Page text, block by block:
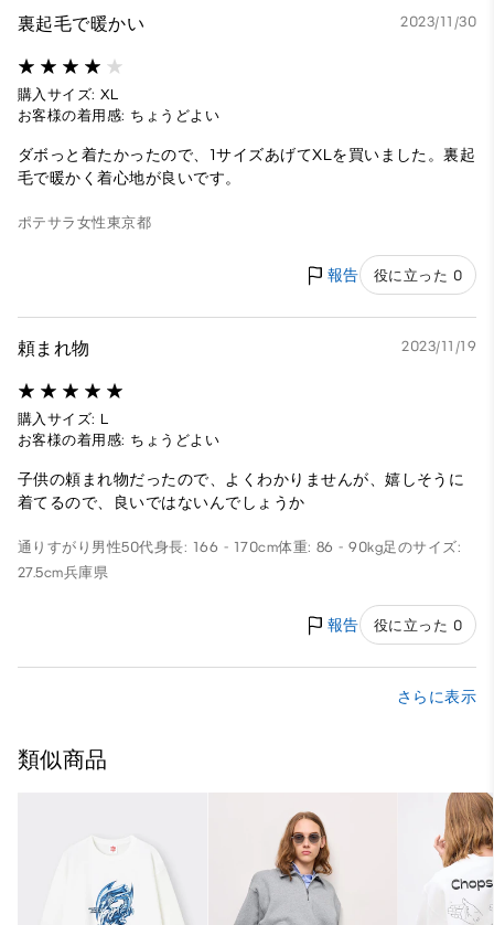
裏起毛で暖かい 2023/11/30
購入サイズ: XL
お客様の着用感: ちょうどよい
ダボっと着たかったので、1サイズあげてXLを買いました。裏起
毛で暖かく着心地が良いです。
ポテサラ 女性東京都
報告 役に立った 0
頼まれ物 2023/11/19
購入サイズ: L
お客様の着用感: ちょうどよい
子供の頼まれ物だったので、よくわかりませんが、嬉しそうに
着てるので、良いではないんでしょうか
通りすがり 男性50代身長: 166 - 170cm体重: 86 - 90kg足のサイズ:
27.5cm兵庫県
報告 役に立った 0
さらに表示
類似商品